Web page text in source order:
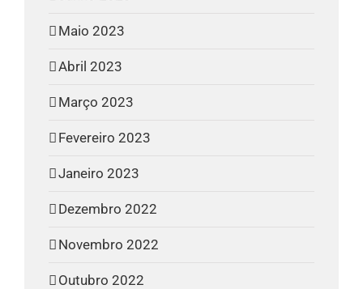
Maio 2023
Abril 2023
Março 2023
Fevereiro 2023
Janeiro 2023
Dezembro 2022
Novembro 2022
Outubro 2022